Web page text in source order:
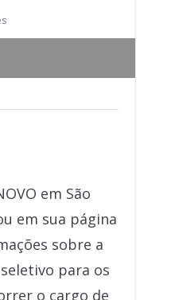
em São
em sua página
sobre a
para os
o cargo de